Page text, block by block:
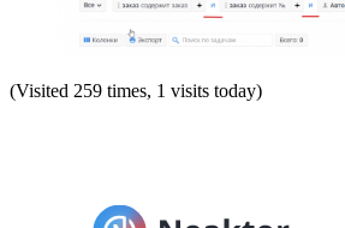
(Visited 259 times, 1 visits today)